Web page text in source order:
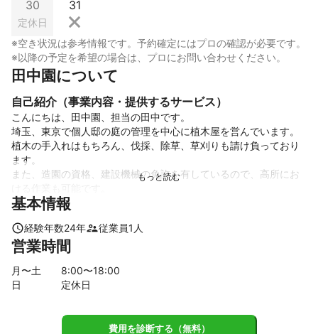
30
定休日
31
※空き状況は参考情報です。予約確定にはプロの確認が必要です。
※以降の予定を希望の場合は、プロにお問い合わせください。
田中園について
自己紹介（事業内容・提供するサービス）
こんにちは、田中園、担当の田中です。
埼玉、東京で個人邸の庭の管理を中心に植木屋を営んでいます。
植木の手入れはもちろん、伐採、除草、草刈りも請け負っており
ます。
また、造園の資格、建設機械の免許を有しているので、高所にお
これまでの実績
を経験してきました。
アピールポイント
造園の仕事に従事して20年以上の経験を生かして、お客様のご要
望に沿った提案をして、喜んでいただける庭作りをしていきたい
と思っておりますので、よろしくお願いいたします。
基本情報
経験年数24年 従業員1 人
営業時間
月〜土 8:00〜18:00
日
定休日
費用を診断する（無料）